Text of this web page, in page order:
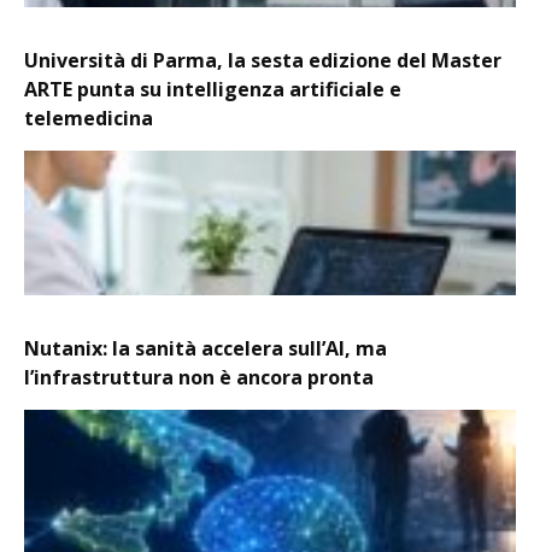
Università di Parma, la sesta edizione del Master
ARTE punta su intelligenza artificiale e
telemedicina
Nutanix: la sanità accelera sull’AI, ma
l’infrastruttura non è ancora pronta